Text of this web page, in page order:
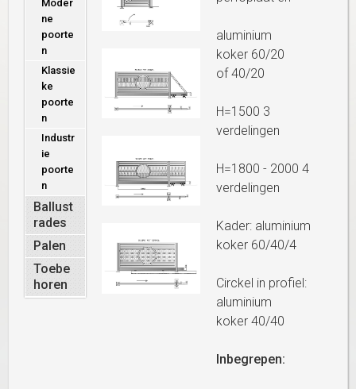
aluminium
koker 60/20
of 40/20
H=1500 3
verdelingen
H=1800 - 2000 4
verdelingen
Kader: aluminium
koker 60/40/4
Circkel in profiel:
aluminium
koker 40/40
Inbegrepen:
Moder
ne
poorte
n
Klassie
ke
poorte
n
Industr
ie
poorte
n
Ballust
rades
Palen
Toebe
horen